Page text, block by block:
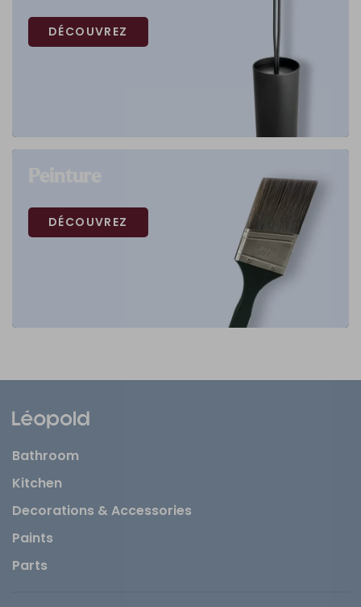
DÉCOUVREZ
DÉCOUVREZ
Bathroom
Kitchen
Decorations & Accessories
Paints
Parts